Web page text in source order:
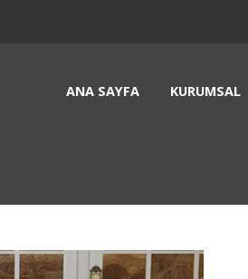
ANA SAYFA KURUMSAL